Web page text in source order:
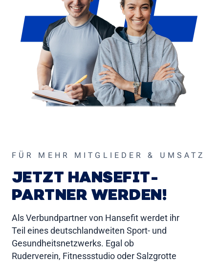
FÜR MEHR MITGLIEDER & UMSATZ
JETZT HANSEFIT-
PARTNER WERDEN!
Als Verbundpartner von Hansefit werdet ihr
Teil eines deutschlandweiten Sport- und
Gesundheitsnetzwerks. Egal ob
Ruderverein, Fitnessstudio oder Salzgrotte